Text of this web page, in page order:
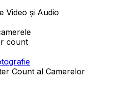
Video și Audio
count
Count al Camerelor